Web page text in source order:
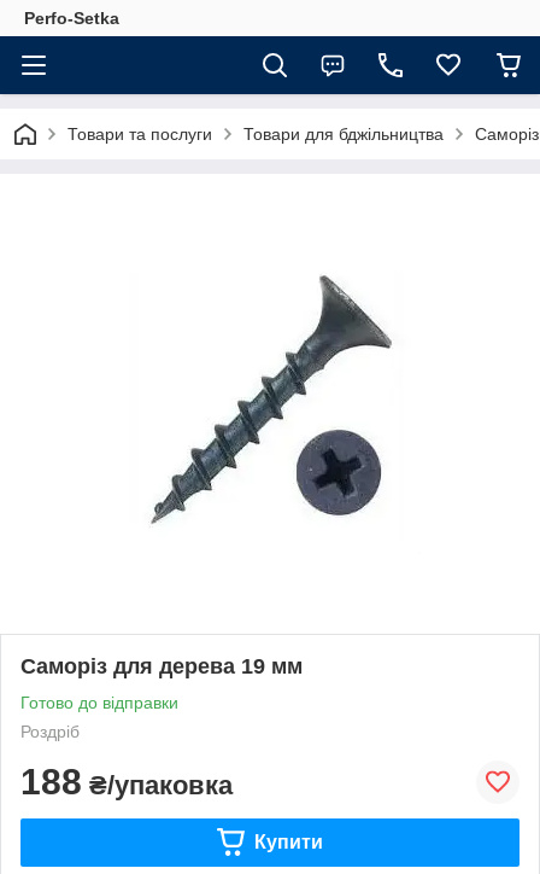
Perfo-Setka
Товари та послуги Товари для бджільництва
Саморіз для дерева 19 мм
Готово до відправки
Роздріб
188 ₴/упаковка
Купити